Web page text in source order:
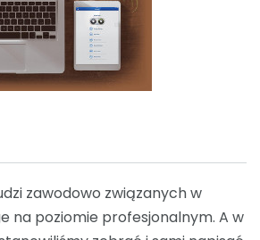
zawodowo związanych w
na poziomie profesjonalnym. A w